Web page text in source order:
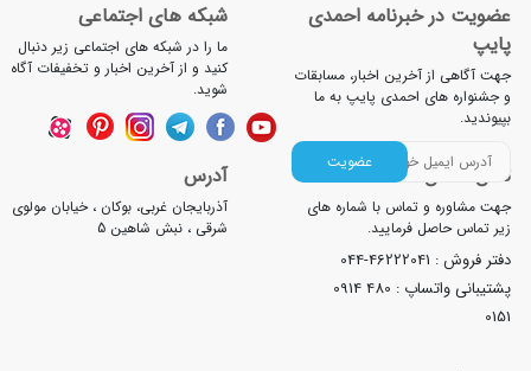
احمدی
اخبار، مسابقات
احمدی پایپ به ما
عضویت
شبکه های اجتماعی
ما را در شبکه های اجتماعی زیر دنبال
کنید و از آخرین اخبار و تخفیفات آگاه
شوید.
تماس با شماره های
فرمایید.
044-46222041
:
0914 480
آدرس
آذربایجان غربی، بوکان ، خیابان مولوی
شرقی ، نبش شاهین 5